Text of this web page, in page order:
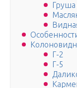
Груша
Г-2
Г-5